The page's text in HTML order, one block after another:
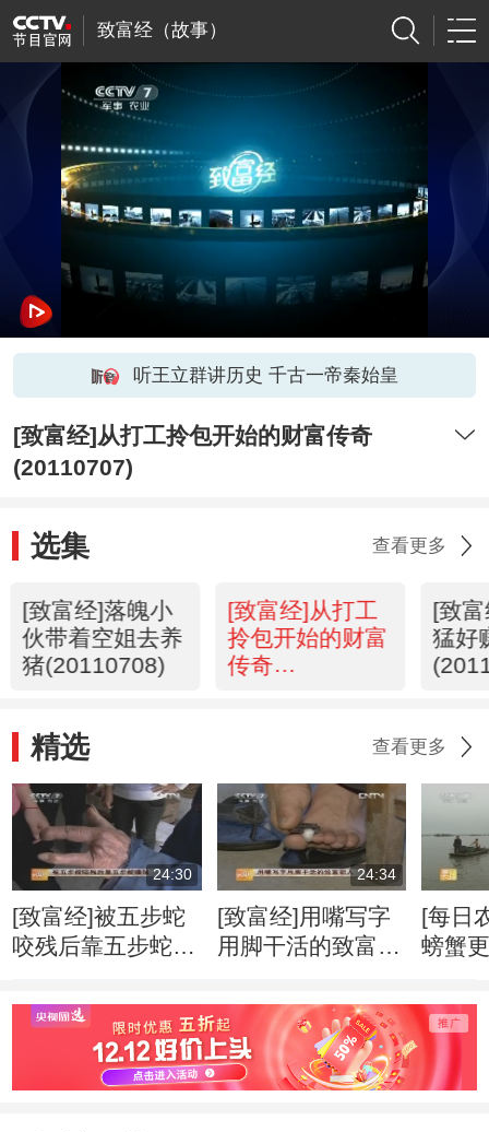
致富经（故事）
听王立群讲历史 千古一帝秦始皇
[致富经]从打工拎包开始的财富传奇
(20110707)
选集 查看更多
[致富经]落魄小
伙带着空姐去养
猪(20110708)
[致富经]从打工
拎包开始的财富
传奇
[致
猛好
精选 查看更多
24:30
[致富经]被五步蛇
咬残后靠五步蛇赚
24:34
[致富经]用嘴写字
用脚干活的致富能
[每日
螃蟹